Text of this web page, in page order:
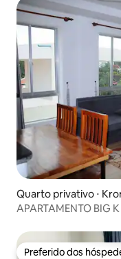
Quarto privativo ⋅
APARTAMENTO BIG
Preferido dos